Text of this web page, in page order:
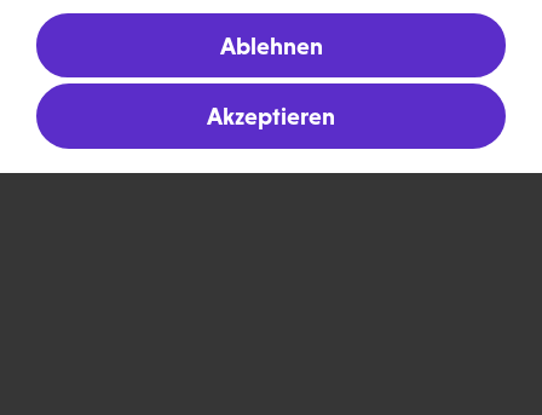
Ablehnen
Akzeptieren
zur Ticketauswahl